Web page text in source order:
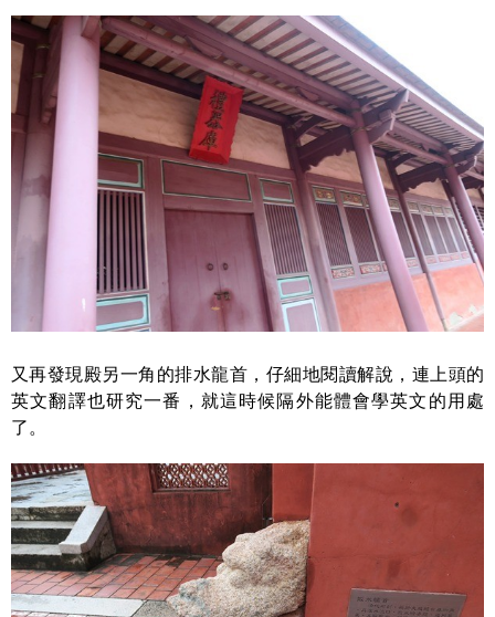
又再發現殿另一角的排水龍首，仔細地閱讀解說，連上頭的
英文翻譯也研究一番，就這時候隔外能體會學英文的用處
了。